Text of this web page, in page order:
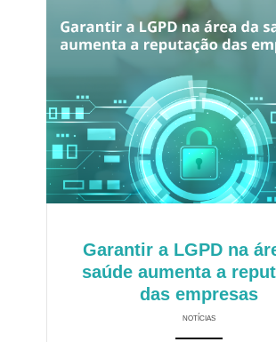
Garantir a LGPD na
saúde aumenta a
das empresas
NOTÍCIAS